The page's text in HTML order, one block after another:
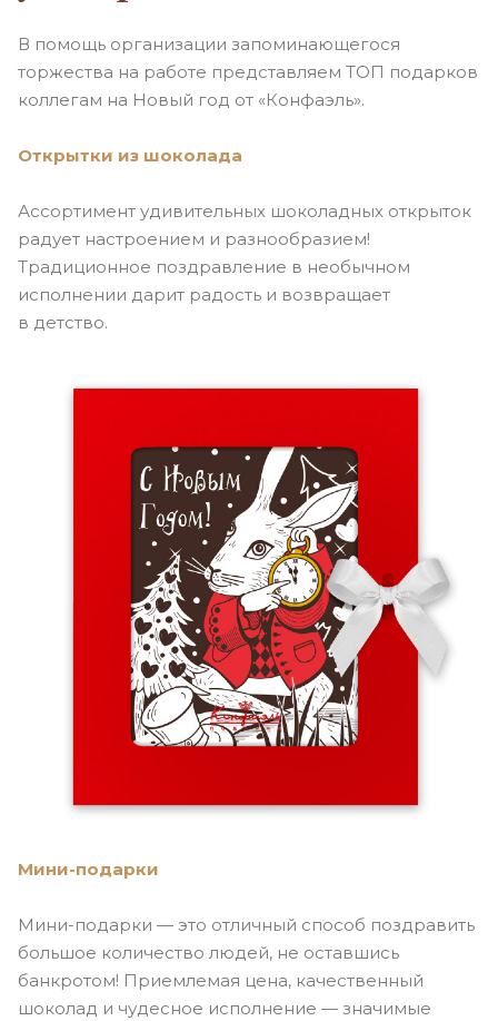
В помощь организации запоминающегося
торжества на работе представляем ТОП подарков
коллегам на Новый год от «Конфаэль».
Открытки из шоколада
Ассортимент удивительных шоколадных открыток
радует настроением и разнообразием!
Традиционное поздравление в необычном
исполнении дарит радость и возвращает
в детство.
Мини-подарки
Мини-подарки — это отличный способ поздравить
большое количество людей, не оставшись
банкротом! Приемлемая цена, качественный
шоколад и чудесное исполнение — значимые